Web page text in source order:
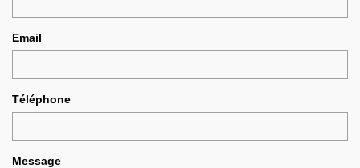
Email
Téléphone
Message